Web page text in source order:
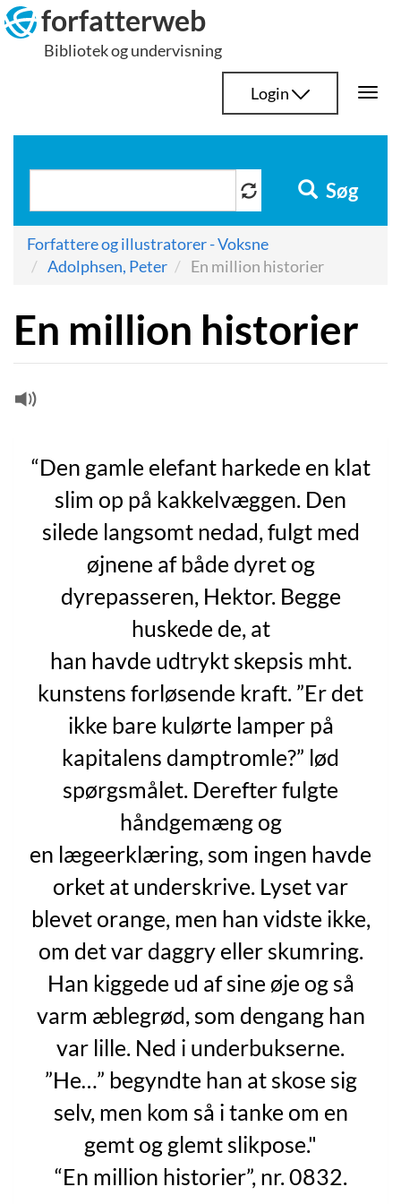
Hop
til
indhold
forfatterweb
Bibliotek og undervisning
Login
Søg
Forfattere og illustratorer - Voksne
Adolphsen, Peter
En million historier
En million historier
“Den gamle elefant harkede en klat
slim op på kakkelvæggen. Den
silede langsomt nedad, fulgt med
øjnene af både dyret og
dyrepasseren, Hektor. Begge
huskede de, at
han havde udtrykt skepsis mht.
kunstens forløsende kraft. ”Er det
ikke bare kulørte lamper på
kapitalens damptromle?” lød
spørgsmålet. Derefter fulgte
håndgemæng og
en lægeerklæring, som ingen havde
orket at underskrive. Lyset var
blevet orange, men han vidste ikke,
om det var daggry eller skumring.
Han kiggede ud af sine øje og så
varm æblegrød, som dengang han
var lille. Ned i underbukserne.
”He…” begyndte han at skose sig
selv, men kom så i tanke om en
gemt og glemt slikpose."
“En million historier”, nr. 0832.